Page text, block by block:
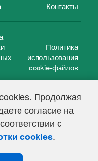
Продолжая
согласие на
с
cookies.
Контакты
Политика
использования
cookie-файлов
г.
№ ФС 77-39848, выдано
связи,
коммуникаций